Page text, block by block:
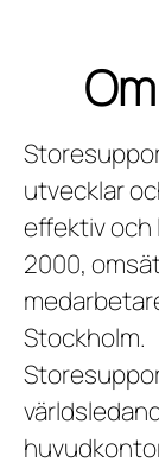
utvecklar
effektiv och
2000,
Stockholm.